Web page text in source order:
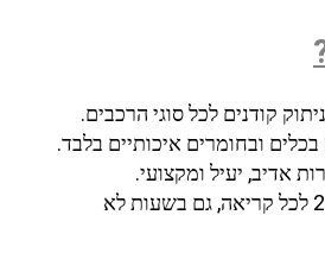
קודנים לכל סוגי הרכבים.
ובחומרים איכותיים בלבד.
אדיב, יעיל ומקצועי.
אנו זמינים 24/7 לכל קריאה, גם בשעות לא